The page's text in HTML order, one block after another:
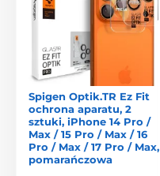
Spigen Optik.TR Ez Fit
ochrona aparatu, 2
sztuki, iPhone 14 Pro /
Max / 15 Pro / Max / 16
Pro / Max / 17 Pro / Max,
pomarańczowa